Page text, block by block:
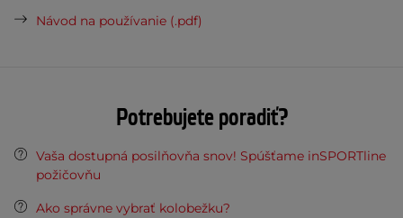
Návod na používanie (.pdf)
Potrebujete poradiť?
Vaša dostupná posilňovňa snov! Spúšťame inSPORTline
požičovňu
Ako správne vybrať kolobežku?